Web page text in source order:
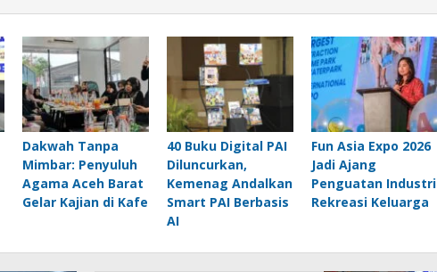
Dakwah Tanpa
Mimbar: Penyuluh
Agama Aceh Barat
Gelar Kajian di Kafe
40 Buku Digital PAI
Diluncurkan,
Kemenag Andalkan
Smart PAI Berbasis
AI
Fun Asia Expo 2026
Jadi Ajang
Penguatan Industri
Rekreasi Keluarga